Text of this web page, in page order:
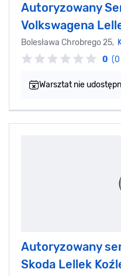
Autoryzowany
Volkswagena
Bolesława Chrobrego 25,
0 (0
Warsztat nie
Autoryzowany
Skoda Lellek